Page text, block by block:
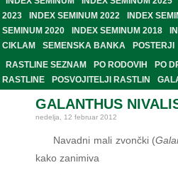
2023
INDEX SEMINUM 2022 INDEX
SEMINUM 2020
INDEX SEMINUM 2018
CIKLAM
SEMENSKA BANKA POSTERJI
RASTLINE SEZNAM
PO RODOVIH PO
RASTLINE
POSVOJITELJI RASTLIN
GALANTHUS
nedelja, 12 februar 2012
Navadni mali zvončki (
kako zanimiva